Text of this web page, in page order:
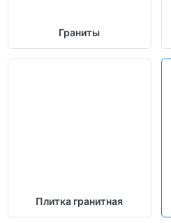
Граниты
Плитка гранитная